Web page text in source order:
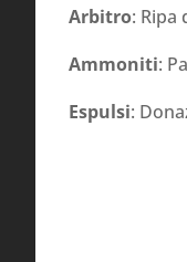
Arbitro: Ripa
Ammoniti:
Espulsi: